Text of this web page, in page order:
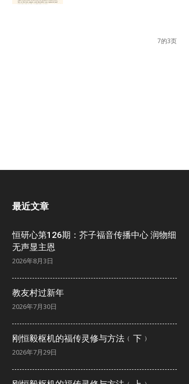
7的3页
最近文章
恒研心第126期：芥子福音传播中心 润物细
无声显主恩
2026年8月3日
教友村过新年
2026年7月30日
刚恒毅枢机的福传灵修与方法﹙下﹚
2026年7月29日